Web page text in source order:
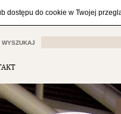
WYSZUKAJ
dostępu do cookie w Twojej